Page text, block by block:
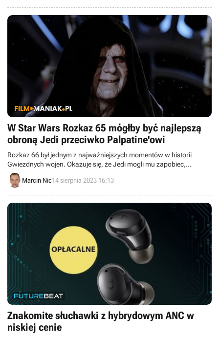
W Star Wars Rozkaz 65 mógłby być najlepszą
obroną Jedi przeciwko Palpatine'owi
Rozkaz 66 był jednym z najważniejszych momentów w historii
Gwiezdnych wojen. Okazuje się, że Jedi mogli mu zapobiec,
wystarczyło wykonać jeden ruch przeciwko Imperatorowi
Palpatine’owi.
Marcin Nic14 sierpnia 2023 16:13
Znakomite słuchawki z hybrydowym ANC w
niskiej cenie